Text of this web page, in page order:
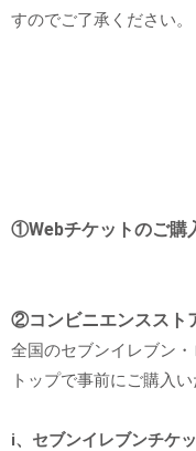
すのでご了承ください。
①Webチケットのご購
②コンビニエンススト
全国のセブンイレブン
トップで事前にご購入い
ⅰ、セブンイレブンチケ